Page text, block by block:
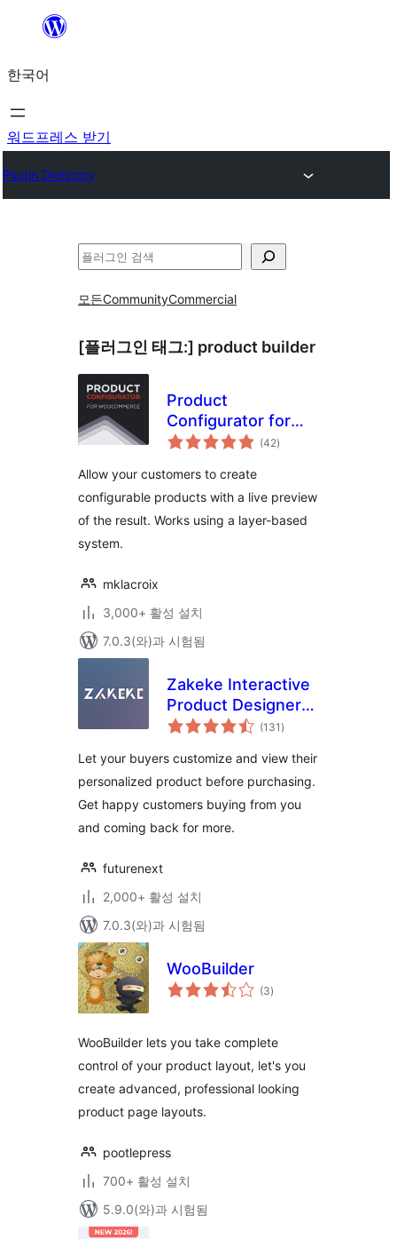
츠
로
바
가
한국어
워드프레스 받기
Plugin Directory
검
모든CommunityCommercial
[플러그인 태그:] product builder
Product
Configurator for
WooCommerce
(42전
체)
Allow your customers to create
configurable products with a live preview
of the result. Works using a layer-based
system.
mklacroix
3,000+ 활성 설치
7.0.3(와)과 시험됨
Zakeke Interactive
Product Designer
for WooCommerce
(131 전
체
점
)
Let your buyers customize and view their
personalized product before purchasing.
Get happy customers buying from you
and coming back for more.
futurenext
2,000+ 활성 설치
7.0.3(와)과 시험됨
WooBuilder
(3전
체)
WooBuilder lets you take complete
control of your product layout, let's you
create advanced, professional looking
product page layouts.
pootlepress
700+ 활성 설치
5.9.0(와)과 시험됨